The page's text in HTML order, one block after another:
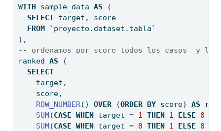
WITH sample_data AS (
SELECT target, score
FROM `proyecto.dataset.tabla`
),
-- ordenamos por score todos los casos  y le
ranked AS (
SELECT
    target,
    score,
ROW_NUMBER() OVER (ORDER BY score) AS
SUM(CASE WHEN target = 1 THEN 1 ELSE 0
SUM(CASE WHEN target = 0 THEN 1 ELSE 0